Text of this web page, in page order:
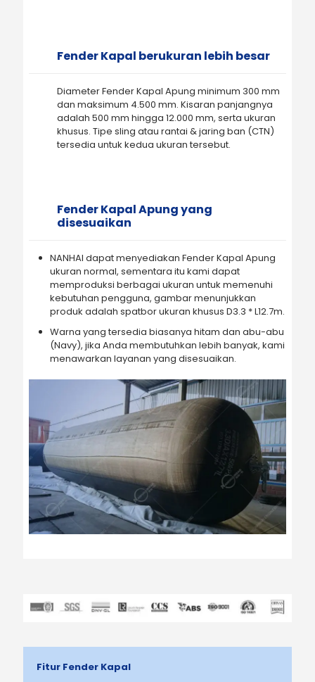
Fender Kapal berukuran lebih besar
Diameter Fender Kapal Apung minimum 300 mm
dan maksimum 4.500 mm. Kisaran panjangnya
adalah 500 mm hingga 12.000 mm, serta ukuran
khusus. Tipe sling atau rantai & jaring ban (CTN)
tersedia untuk kedua ukuran tersebut.
Fender Kapal Apung yang
disesuaikan
NANHAI dapat menyediakan Fender Kapal Apung
ukuran normal, sementara itu kami dapat
memproduksi berbagai ukuran untuk memenuhi
kebutuhan pengguna, gambar menunjukkan
produk adalah spatbor ukuran khusus D3.3 * L12.7m.
Warna yang tersedia biasanya hitam dan abu-abu
(Navy), jika Anda membutuhkan lebih banyak, kami
menawarkan layanan yang disesuaikan.
Fitur Fender Kapal